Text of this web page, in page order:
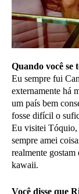
Quando você se
Eu sempre fui
externamente há
um país bem
fosse difícil o
Eu visitei Tóquio,
sempre amei
realmente
kawaii.
Você disse que